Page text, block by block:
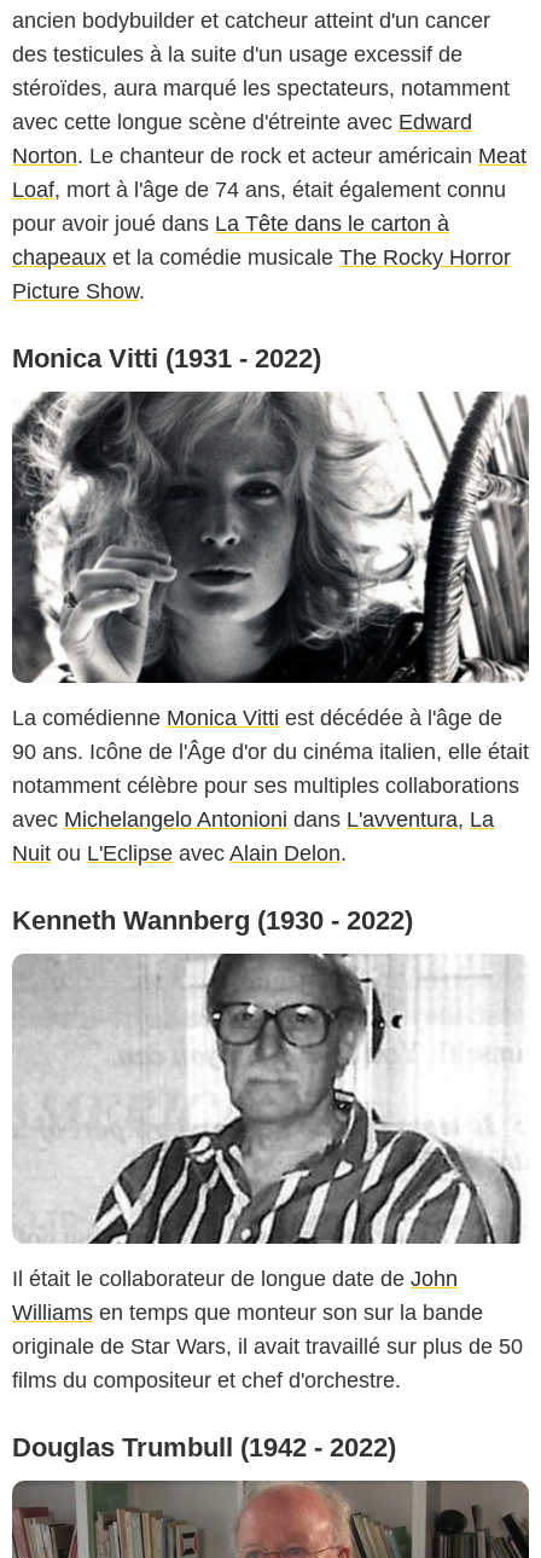
ancien bodybuilder et catcheur atteint d'un cancer
des testicules à la suite d'un usage excessif de
stéroïdes, aura marqué les spectateurs, notamment
avec cette longue scène d'étreinte avec Edward
Norton. Le chanteur de rock et acteur américain Meat
Loaf, mort à l'âge de 74 ans, était également connu
pour avoir joué dans La Tête dans le carton à
chapeaux et la comédie musicale The Rocky Horror
Picture Show.
Monica Vitti (1931 - 2022)
La comédienne Monica Vitti est décédée à l'âge de
90 ans. Icône de l'Âge d'or du cinéma italien, elle était
notamment célèbre pour ses multiples collaborations
avec Michelangelo Antonioni dans L'avventura, La
Nuit ou L'Eclipse avec Alain Delon.
Kenneth Wannberg (1930 - 2022)
Il était le collaborateur de longue date de John
Williams en temps que monteur son sur la bande
originale de Star Wars, il avait travaillé sur plus de 50
films du compositeur et chef d'orchestre.
Douglas Trumbull (1942 - 2022)